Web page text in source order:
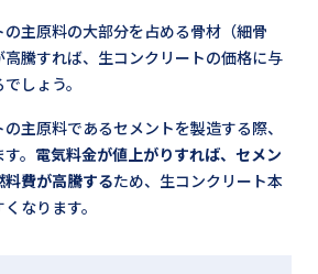
主原料の大部分を占める骨材（細骨
騰すれば、生コンクリートの価格に与
しょう。
主原料であるセメントを製造する際、
。 電気料金が値上がりすれば、セメン
料費が高騰するため、生コンクリート本
なります。